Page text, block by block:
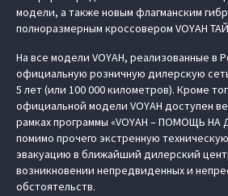
модели, а также новым флагманским
полноразмерным кроссовером VOYAH
На все модели VOYAH, реализованные в
официальную розничную дилерскую
5 лет (или 100 000 километров). Кроме
официальной модели VOYAH доступен
рамках программы «VOYAH – ПОМОЩЬ
помимо прочего экстренную
эвакуацию в ближайший дилерский
возникновении непредвиденных и
обстоятельств.